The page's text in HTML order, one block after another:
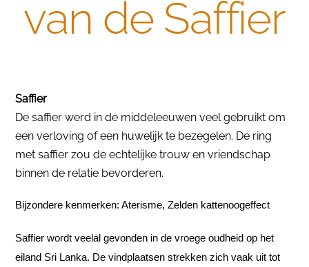
van de Saffier
Saffier
De saffier werd in de middeleeuwen veel gebruikt om
een verloving of een huwelijk te bezegelen. De ring
met saffier zou de echtelijke trouw en vriendschap
binnen de relatie bevorderen.
Bijzondere kenmerken: Aterisme, Zelden kattenoogeffect
Saffier wordt veelal gevonden in de vroege oudheid op het
eiland Sri Lanka. De vindplaatsen strekken zich vaak uit tot